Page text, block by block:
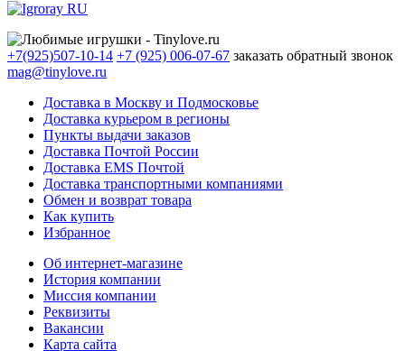
+7(925)507-10-14 +7 (925) 006-07-67 заказать обратный звонок
mag@tinylove.ru
Доставка в Москву и Подмосковье
Доставка курьером в регионы
Пункты выдачи заказов
Доставка Почтой России
Доставка EMS Почтой
Доставка транспортными компаниями
Обмен и возврат товара
Как купить
Избранное
Об интернет-магазине
История компании
Миссия компании
Реквизиты
Вакансии
Карта сайта